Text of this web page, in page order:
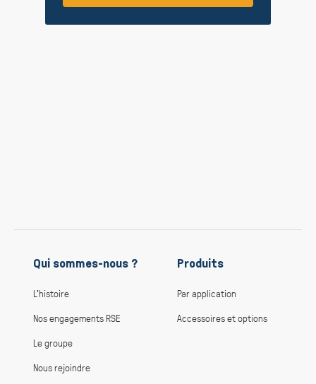
Qui sommes-nous ?
L’histoire
Nos engagements RSE
Le groupe
Nous rejoindre
Produits
Par application
Accessoires et options